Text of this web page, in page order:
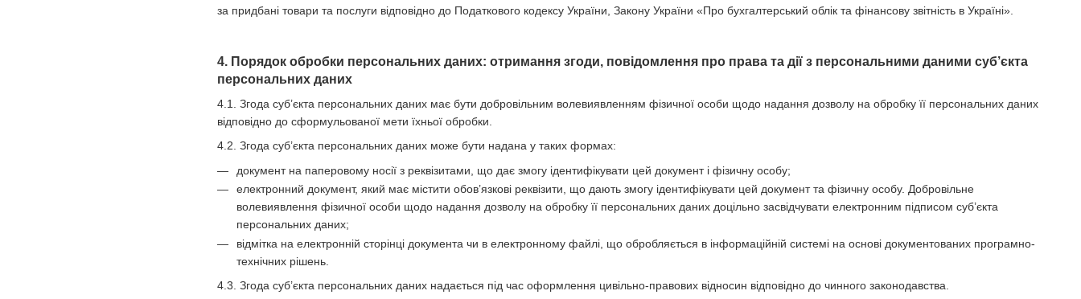
за придбані товари та послуги відповідно до Податкового кодексу України, Закону України «Про бухгалтерський облік та фінансову звітність в Україні».
4. Порядок обробки персональних даних: отримання згоди, повідомлення про права та дії з персональними даними суб’єкта
персональних даних
4.1. Згода суб’єкта персональних даних має бути добровільним волевиявленням фізичної особи щодо надання дозволу на обробку її персональних даних
відповідно до сформульованої мети їхньої обробки.
4.2. Згода суб’єкта персональних даних може бути надана у таких формах:
документ на паперовому носії з реквізитами, що дає змогу ідентифікувати цей документ і фізичну особу;
електронний документ, який має містити обов’язкові реквізити, що дають змогу ідентифікувати цей документ та фізичну особу. Добровільне
волевиявлення фізичної особи щодо надання дозволу на обробку її персональних даних доцільно засвідчувати електронним підписом суб’єкта
персональних даних;
відмітка на електронній сторінці документа чи в електронному файлі, що обробляється в інформаційній системі на основі документованих програмно-
технічних рішень.
4.3. Згода суб’єкта персональних даних надається під час оформлення цивільно-правових відносин відповідно до чинного законодавства.